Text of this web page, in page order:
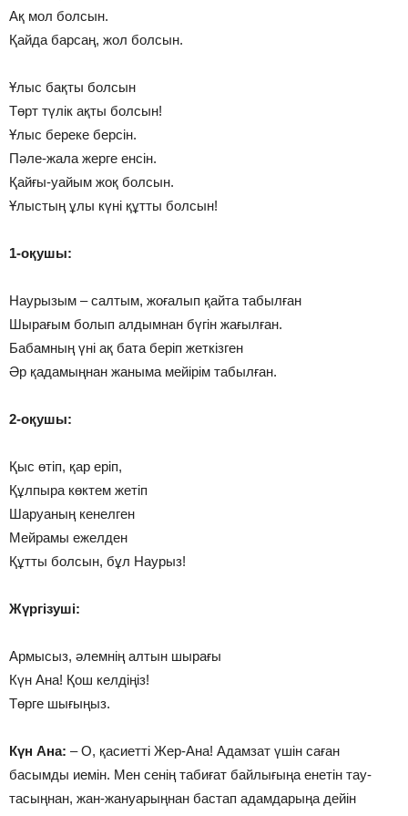
Ақ мол болсын.
Қайда барсаң, жол болсын.
Ұлыс бақты болсын
Төрт түлік ақты болсын!
Ұлыс береке берсін.
Пәле-жала жерге енсін.
Қайғы-уайым жоқ болсын.
Ұлыстың ұлы күні құтты болсын!
1-оқушы:
Наурызым – салтым, жоғалып қайта табылған
Шырағым болып алдымнан бүгін жағылған.
Бабамның үні ақ бата беріп жеткізген
Әр қадамыңнан жаныма мейірім табылған.
2-оқушы:
Қыс өтіп, қар еріп,
Құлпыра көктем жетіп
Шаруаның кенелген
Мейрамы ежелден
Құтты болсын, бұл Наурыз!
Жүргізуші:
Армысыз, әлемнің алтын шырағы
Күн Ана! Қош келдіңіз!
Төрге шығыңыз.
Күн Ана: – О, қасиетті Жер-Ана! Адамзат үшін саған
басымды иемін. Мен сенің табиғат байлығыңа енетін тау-
тасыңнан, жан-жануарыңнан бастап адамдарыңа дейін